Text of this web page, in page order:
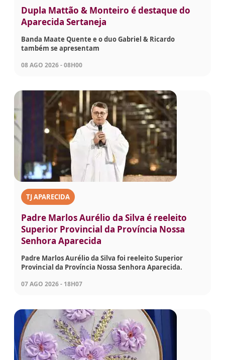
Dupla Mattão & Monteiro é destaque do
Aparecida Sertaneja
Banda Maate Quente e o duo Gabriel & Ricardo
também se apresentam
08 AGO 2026 - 08H00
TJ APARECIDA
Padre Marlos Aurélio da Silva é reeleito
Superior Provincial da Província Nossa
Senhora Aparecida
Padre Marlos Aurélio da Silva foi reeleito Superior
Provincial da Província Nossa Senhora Aparecida.
07 AGO 2026 - 18H07